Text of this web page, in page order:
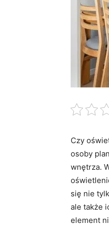
Czy⁢
osoby
wnętrza.
się ​nie
ale także
element